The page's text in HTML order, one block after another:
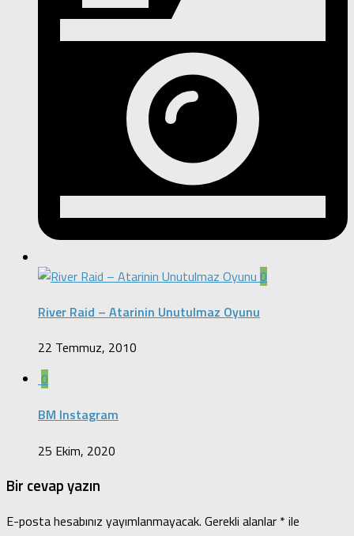
0
River Raid – Atarinin Unutulmaz Oyunu
22 Temmuz, 2010
0
BM Instagram
25 Ekim, 2020
Bir cevap yazın
E-posta hesabınız yayımlanmayacak. Gerekli alanlar * ile